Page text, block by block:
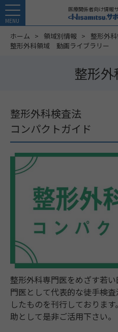
MENU
医療関係者向け情報
ホーム 領域別情報
整形外
整形外科領域 動画ライブラリー
整形
整形外科検査法
コンパクトガイド
整形外科専門医をめざす若
門医として代表的な徒手検
したものを刊行しておりま
助として是非ご活用下さい。